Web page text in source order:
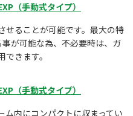
（手動式タイプ）
せることが可能です。最大の特
が可能な為、不必要時は、ガ
きます。
（手動式タイプ）
ム内にコンパクトに収まってい